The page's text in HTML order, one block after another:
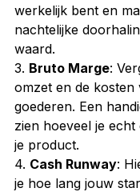
werkelijk bent en
nachtelijke
waard.
3. Bruto Marge:
omzet en de
goederen. Een
zien hoeveel je
je product.
4. Cash Runway:
je hoe lang jouw